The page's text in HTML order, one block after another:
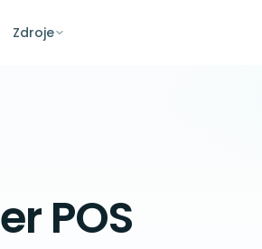
Zdroje
POS